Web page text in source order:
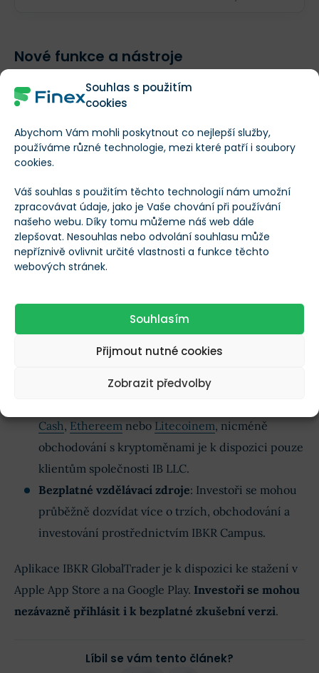
Souhlas s použitím
cookies
Abychom Vám mohli poskytnout co nejlepší služby,
používáme různé technologie, mezi které patří i soubory
cookies.
Váš souhlas s použitím těchto technologií nám umožní
zpracovávat údaje, jako je Vaše chování při používání
našeho webu. Díky tomu můžeme náš web dále
zlepšovat. Nesouhlas nebo odvolání souhlasu může
nepříznivě ovlivnit určité vlastnosti a funkce těchto
webových stránek.
Souhlasím
Přijmout nutné cookies
Zobrazit předvolby
Nové funkce a nástroje
Aplikace IBKR GlobalTradernabízí vše, co by investor
od mobilní aplikace pro investování očekával. Mezi
nástroje a funkce dostupné v aplikaci IBKR
GlobalTrader patří např.:
Frakční akcie: Není nutné kupovat celé akcie, ale
naopak využít možnost nákupu jejich frakcí –
částí. Investovat do amerických akcií tak můžete
investovat už s pouhým 1 dolarem bez ohledu na
cenu akcie.
klepnutím mohou investoři nakoupit akcie, o
nechtějí vlastnit.
Obchodování s kryptoměnami: Můžete
Cash, Ethereem nebo Litecoinem, nicméně
obchodování s kryptoměnami je k dispozici pouze
klientům společnosti IB LLC.
Bezplatné vzdělávací zdroje: Investoři se mohou
průběžně dozvídat více o trzích, obchodování a
investování prostřednictvím IBKR Campus.
Aplikace IBKR GlobalTrader je k dispozici ke stažení v
Apple App Store a na Google Play. Investoři se mohou
nezávazně přihlásit i k bezplatné zkušební verzi.
Líbil se vám tento článek?